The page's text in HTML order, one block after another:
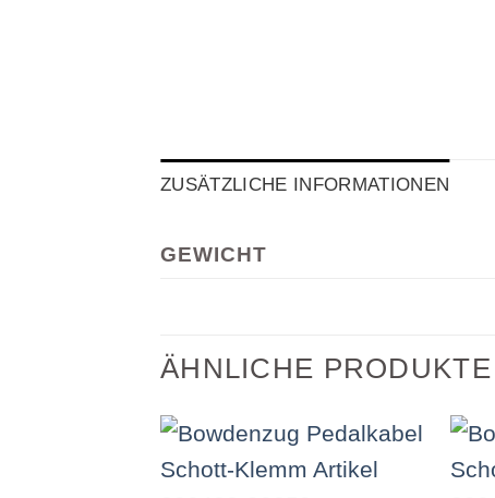
ZUSÄTZLICHE INFORMATIONEN
GEWICHT
ÄHNLICHE PRODUKTE